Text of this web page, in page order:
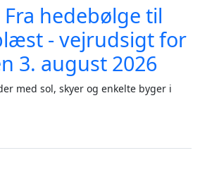
hedebølge til
- vejrudsigt for
3. august 2026
med sol, skyer og enkelte byger i
Fra hedebølge til torden og blæst -